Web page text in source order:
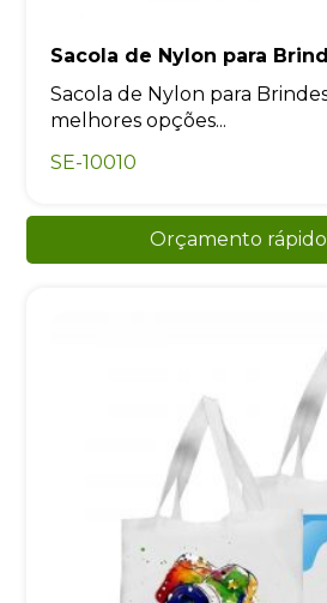
Sacola de Nylon para
Sacola de Nylon para
melhores opções...
SE-10010
Orçamento rápido